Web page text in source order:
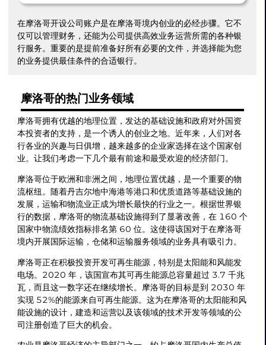
在摩洛哥开设公司账户是在摩洛哥境内创业的必经步骤。它不
仅可以管理财务，还能为公司提供高效业务运营所需的各种银
行服务。重要的是提前准备好所有必要的文件，并选择能为您
的业务提供最佳条件的合适银行。
摩洛哥的热门业务领域
摩洛哥拥有优越的地理位置，发达的基础设施和政府对外国资
本投资者的支持，是一个诱人的创业之地。近年来，人们对各
行各业的兴趣与日俱增，越来越多的企业家选择在这个国家创
业。让我们考虑一下几个最有前途和最受欢迎的经济部门。
摩洛哥位于欧洲和非洲之间，地理位置优越，是一个重要的物
流枢纽。随着丹吉尔地中海港等港口和优质道路等基础设施的
发展，运输和物流业正成为增长最快的行业之一。根据世界银
行的数据，摩洛哥的物流基础设施得到了显著改善，在 160 个
国家中物流绩效指标排名第 60 位。这使得该国对于在摩洛哥
境内开展国际运输，仓储和运输服务领域的业务具有吸引力。
摩洛哥正在积极投资开发可再生能源，特别是太阳能和风能发
电场。2020 年，该国宣布其可再生能源总容量超过 3.7 千兆
瓦，而且这一数字还在继续增长。摩洛哥的目标是到 2030 年
实现 52%的能源来自可再生能源。这为在摩洛哥的太阳能和风
能设施的设计，建造和运营以及该领域的技术开发等领域的公
司注册创造了巨大的机会。